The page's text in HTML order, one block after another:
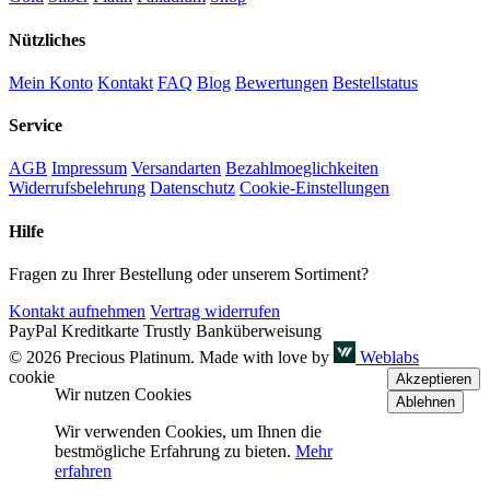
Nützliches
Mein Konto Kontakt FAQ Blog Bewertungen Bestellstatus
Service
AGB Impressum Versandarten Bezahlmoeglichkeiten
Widerrufsbelehrung Datenschutz Cookie-Einstellungen
Hilfe
Fragen zu Ihrer Bestellung oder unserem Sortiment?
Kontakt aufnehmen Vertrag widerrufen
PayPal Kreditkarte Trustly Banküberweisung
© 2026 Precious Platinum. Made with love by
Weblabs
cookie
Wir nutzen Cookies
Wir verwenden Cookies, um Ihnen die
bestmögliche Erfahrung zu bieten. Mehr
erfahren
Akzeptieren
Ablehnen